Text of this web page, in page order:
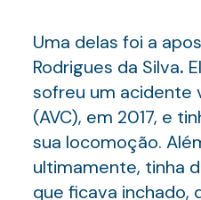
Uma delas foi a
Rodrigues da Silva.
sofreu um acidente
(AVC), em 2017, e
sua locomoção.
ultimamente, tinha
que ficava inchado,